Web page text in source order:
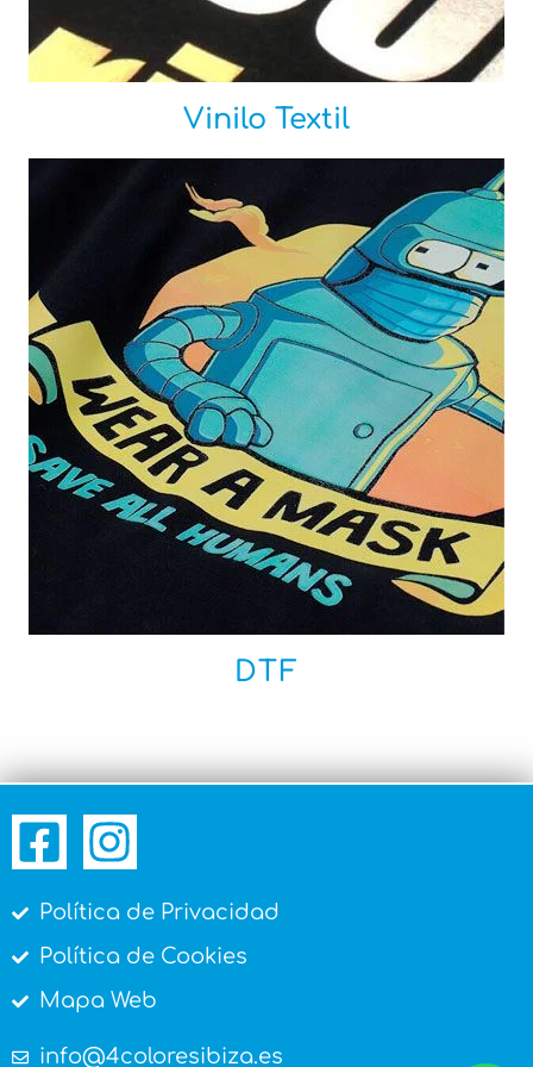
Vinilo Textil
DTF
Política de Privacidad
Política de Cookies
Mapa Web
info@4coloresibiza.es